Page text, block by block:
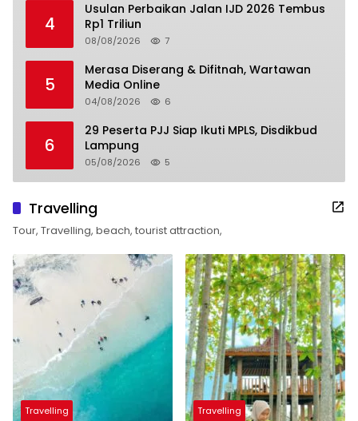
4
Usulan Perbaikan Jalan IJD 2026 Tembus
Rp1 Triliun
08/08/2026 7
5
Merasa Diserang & Difitnah, Wartawan
Media Online
04/08/2026 6
6
29 Peserta PJJ Siap Ikuti MPLS, Disdikbud
Lampung
05/08/2026 5
Travelling
Tour, Travelling, beach, tourist attraction,
Travelling Travelling